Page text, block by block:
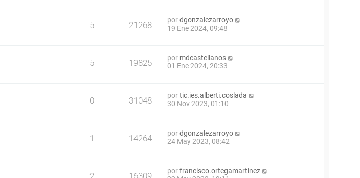
5 21268 pordgonzalezarroyo
19 Ene 2024, 09:48
5 19825 por mdcastellanos
01 Ene 2024, 20:33
0 31048 portic.ies.alberti.coslada
30 Nov 2023, 01:10
1 14264 pordgonzalezarroyo
24 May 2023, 08:42
2 16309 porfrancisco.ortegamartinez